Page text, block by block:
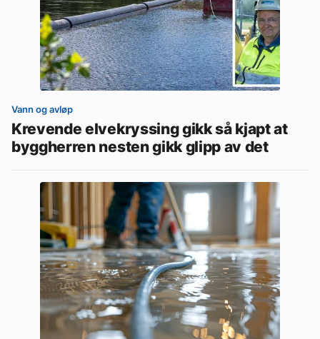
Vann og avløp
Krevende elvekryssing gikk så kjapt at
byggherren nesten gikk glipp av det